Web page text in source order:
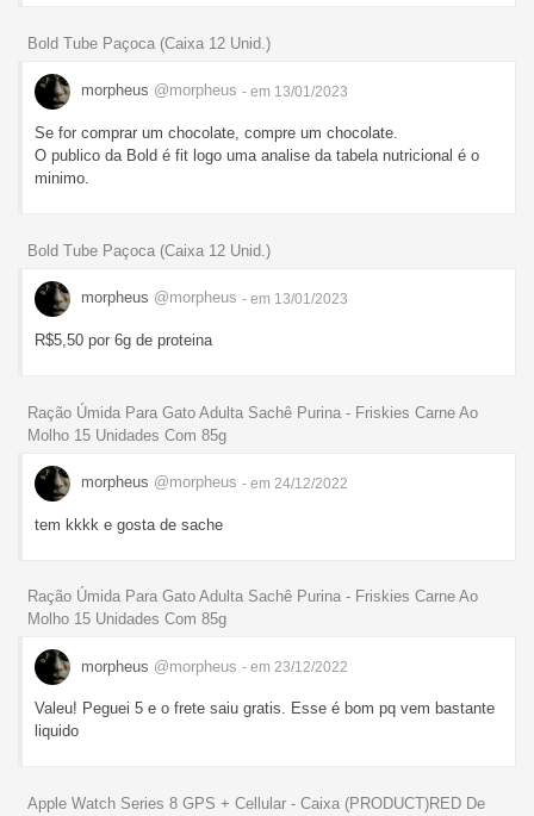
Bold Tube Paçoca (Caixa 12 Unid.)
morpheus @morpheus - em 13/01/2023
Se for comprar um chocolate, compre um chocolate.
O publico da Bold é fit logo uma analise da tabela nutricional é o
minimo.
Bold Tube Paçoca (Caixa 12 Unid.)
morpheus @morpheus - em 13/01/2023
R$5,50 por 6g de proteina
Ração Úmida Para Gato Adulta Sachê Purina - Friskies Carne Ao
Molho 15 Unidades Com 85g
morpheus @morpheus - em 24/12/2022
tem kkkk e gosta de sache
Ração Úmida Para Gato Adulta Sachê Purina - Friskies Carne Ao
Molho 15 Unidades Com 85g
morpheus @morpheus - em 23/12/2022
Valeu! Peguei 5 e o frete saiu gratis. Esse é bom pq vem bastante
liquido
Apple Watch Series 8 GPS + Cellular - Caixa (PRODUCT)RED De